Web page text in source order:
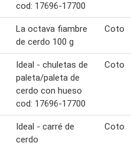
cod: 17696-17700
La octava fiambre
de cerdo 100 g
Coto
Ideal - chuletas de
paleta/paleta de
cerdo con hueso
cod: 17696-17700
Coto
Ideal - carré de
cerdo
Coto